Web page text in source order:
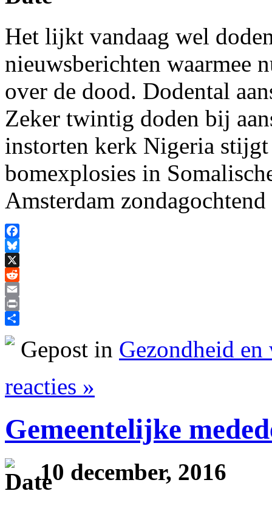
Het lijkt vandaag wel
nieuwsberichten waarmee
over de dood. Dodental
Zeker twintig doden bij
instorten kerk Nigeria
bomexplosies in
Amsterdam
Facebook
Bluesky
X
Reddit
Email
Print
Gepost in Gezondheid
reacties »
Gemeentelijke
10 december, 2016